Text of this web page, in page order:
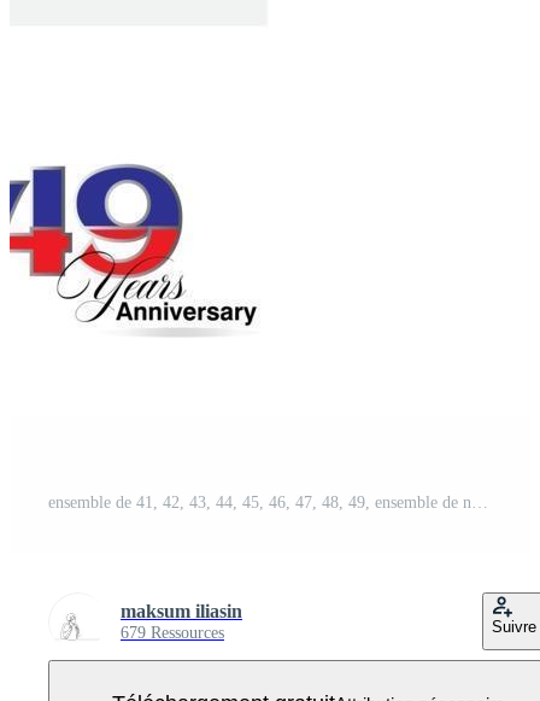
ensemble de 41, 42, 43, 44, 45, 46, 47, 48, 49, ensemble de numéros d'anniversaire de 50 ans Vecteur Gratuit
maksum iliasin
679 Ressources Suivre